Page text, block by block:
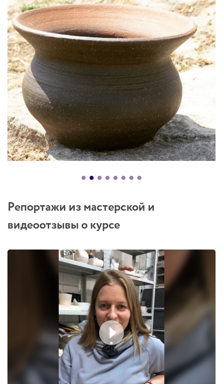
Репортажи из мастерской и
видеоотзывы о курсе